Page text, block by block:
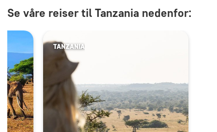
Se våre reiser til Tanzania nedenfor:
TANZANIA